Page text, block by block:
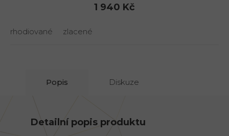
1 940 Kč
rhodiované zlacené
Popis Diskuze
Detailní popis produktu